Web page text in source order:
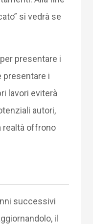
si vedrà se
presentare i
presentare i
lavori eviterà
autori,
realtà offrono
successivi
il